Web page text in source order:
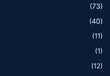
(73)
(40)
(11)
(1)
(12)